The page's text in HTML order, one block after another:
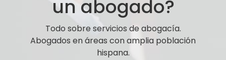
un abogado?
Todo sobre servicios de abogacía.
Abogados en áreas con amplia población
hispana.